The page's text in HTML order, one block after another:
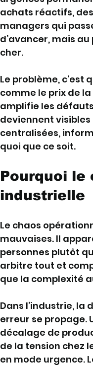
achats réactifs,
managers qui
d’avancer, mais
cher.
Le problème,
comme le prix de
amplifie les
deviennent visibles
centralisées,
quoi que ce soit.
Pourquoi le
industrielle
Le chaos
mauvaises. Il
personnes plutôt
arbitre tout et
que la complexité
Dans l’industrie,
erreur se propage.
décalage de
de la tension chez
en mode urgence.